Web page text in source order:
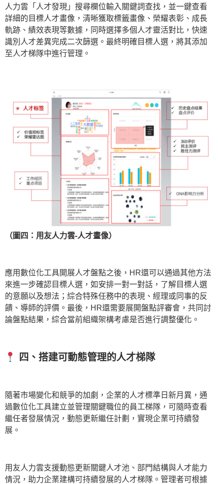
人力雲「人才發現」搜尋欄位輸入關鍵詞查找，並一鍵查看
詳細的目標人才畫像，清晰獲取標籤畫像、榮耀表彰、成長
軌跡、績效表現等數據，同時選擇多個人才靈活對比，快速
識別人才差異完成二次篩選。最終明確目標人選，將其添加
至人才梯隊中進行管理。
（圖四：用友人力雲-人才畫像）
應用數位化工具開展人才盤點之後，HR還可以通過其他方法
來進一步確認目標人選，如安排一對一對話，了解目標人選
的意願以及想法；綜合特殊任務中的表現、經理或同事的反
饋、導師的評價。最後，HR還需要展開盤點評審會，共同討
論盤點結果，綜合當前組織架構考慮是否進行調整優化。
四、 搭建可動態管理的人才梯隊
隨著市場變化和競爭的加劇，企業的人才標準日新月異，通
過數位化工具建立並管理關鍵職位的員工梯隊，可隨時查看
繼任者發展情況，動態更新繼任計劃，實現企業可持續發
展。
用友人力雲支援動態更新關鍵人才池、部門結構與人才能力
情況，助力企業建構可持續發展的人才梯隊。管理者可根據